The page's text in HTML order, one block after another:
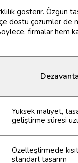
gösterir. Özgün
dostu çözümler de
firmalar hem
Yüksek maliyet,
geliştirme süresi
Özelleştirmede
standart tasarım